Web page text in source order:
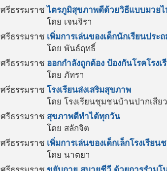
รีธรรมราช ไตรภูมิสุขภาพดีด้วยวิธีแบบมวย
โดย เจนจิรา
รีธรรมราช เพิ่มการเล่นของเด็กนักเรียนปร
โดย พันธ์ฤทธิ์
รีธรรมราช ออกกำลังถูกต้อง ป้องกันโรคโรง
โดย ภัทรา
รีธรรมราช โรงเรียนส่งเสริมสุขภาพ
โดย โรงเรียนชุมชนบ้านปากเสียว
รีธรรมราช สุขภาพดีทำได้ทุกวัน
โดย สลักจิต
รีธรรมราช เพิ่มการเล่นของเด็กเล็กโรงเรียน
โดย นาตยา